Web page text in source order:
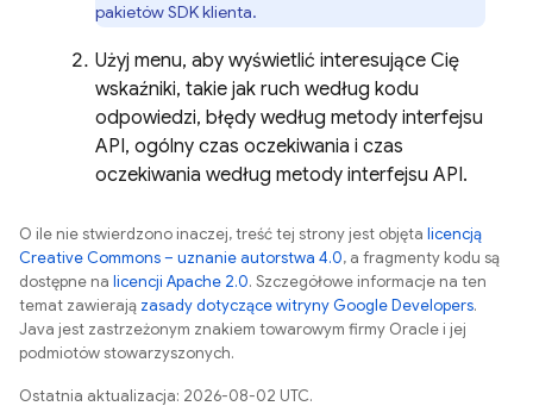
pakietów SDK klienta.
Użyj menu, aby wyświetlić interesujące Cię
wskaźniki, takie jak ruch według kodu
odpowiedzi, błędy według metody interfejsu
API, ogólny czas oczekiwania i czas
oczekiwania według metody interfejsu API.
O ile nie stwierdzono inaczej, treść tej strony jest objęta licencją
Creative Commons – uznanie autorstwa 4.0, a fragmenty kodu są
dostępne na licencji Apache 2.0. Szczegółowe informacje na ten
temat zawierają zasady dotyczące witryny Google Developers.
Java jest zastrzeżonym znakiem towarowym firmy Oracle i jej
podmiotów stowarzyszonych.
Ostatnia aktualizacja: 2026-08-02 UTC.